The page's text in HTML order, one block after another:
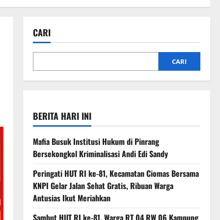
CARI
CARI
BERITA HARI INI
Mafia Busuk Institusi Hukum di Pinrang
Bersekongkol Kriminalisasi Andi Edi Sandy
Peringati HUT RI ke-81, Kecamatan Ciomas Bersama
KNPI Gelar Jalan Sehat Gratis, Ribuan Warga
Antusias Ikut Meriahkan
Sambut HUT RI ke-81, Warga RT 04 RW 06 Kampung